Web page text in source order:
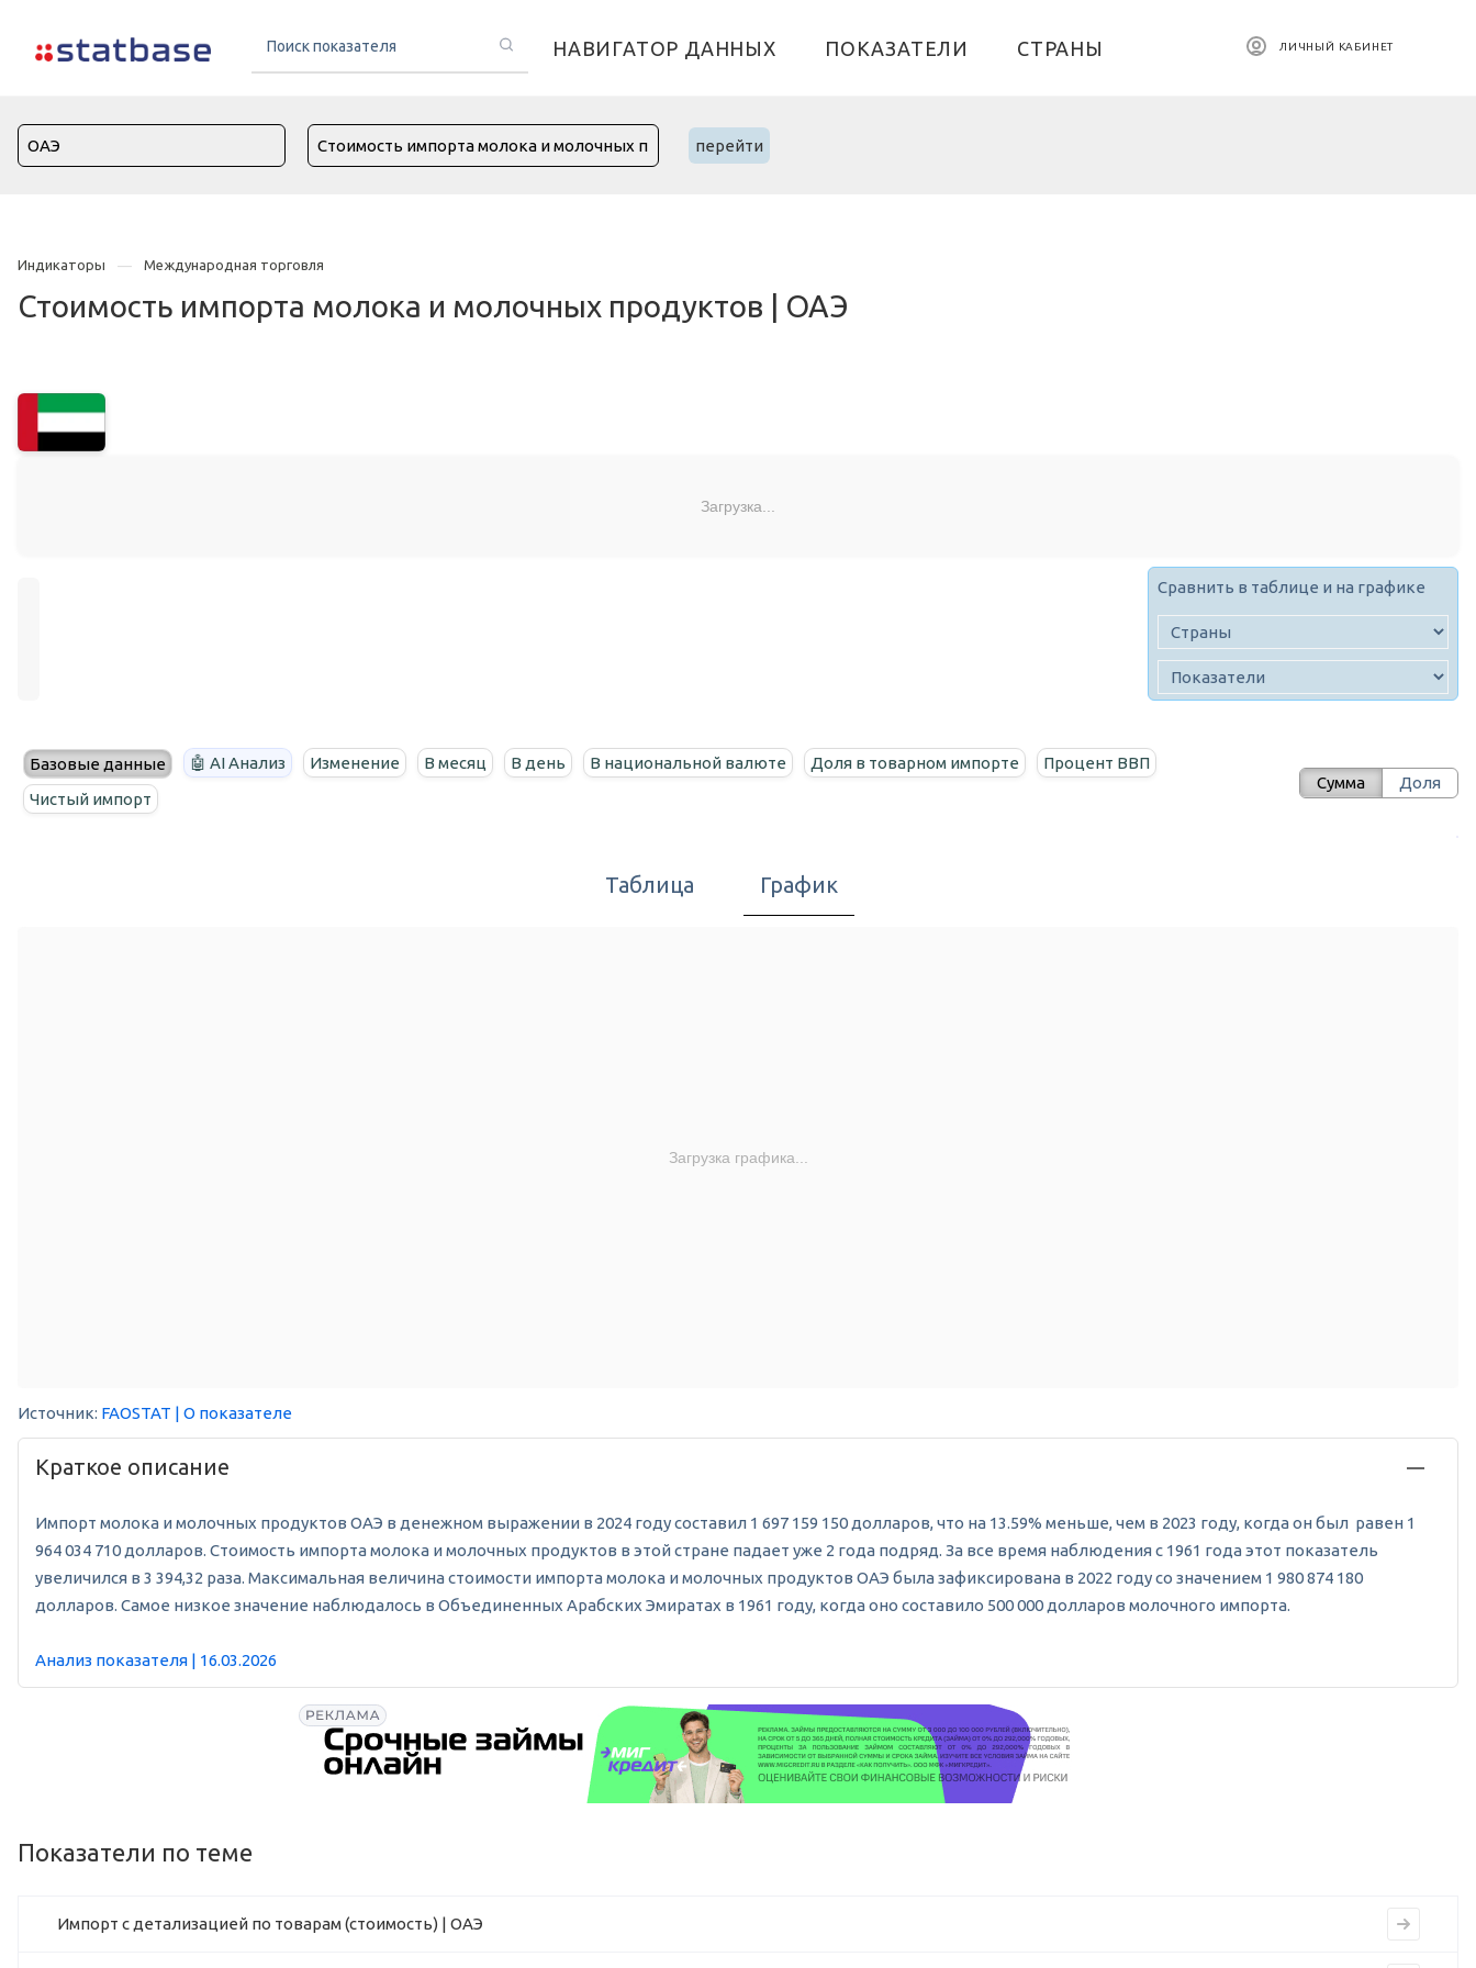
НАВИГАТОР ДАННЫХ ПОКАЗАТЕЛИ СТРАНЫ ЛИЧНЫЙ КАБИНЕТ
перейти
Индикаторы Международная торговля
Стоимость импорта молока и молочных продуктов | ОАЭ
Загрузка...
Сравнить в таблице и на графике
Базовые данные 🤖 AI Анализ Изменение В месяц В день В национальной валюте Доля в товарном импорте
Процент ВВП
Чистый импорт
Сумма Доля
Таблица График
Загрузка графика...
Источник: FAOSTAT | О показателе
Краткое описание
Импорт молока и молочных продуктов ОАЭ в денежном выражении в 2024 году составил 1 697 159 150 долларов, что на 13.59% меньше, чем в 2023 году, когда он был равен 1
964 034 710 долларов. Стоимость импорта молока и молочных продуктов в этой стране падает уже 2 года подряд. За все время наблюдения с 1961 года этот показатель
увеличился в 3 394,32 раза. Максимальная величина стоимости импорта молока и молочных продуктов ОАЭ была зафиксирована в 2022 году со значением 1 980 874 180
долларов. Самое низкое значение наблюдалось в Объединенных Арабских Эмиратах в 1961 году, когда оно составило 500 000 долларов молочного импорта.
Анализ показателя | 16.03.2026
Показатели по теме
Импорт с детализацией по товарам (стоимость) | ОАЭ